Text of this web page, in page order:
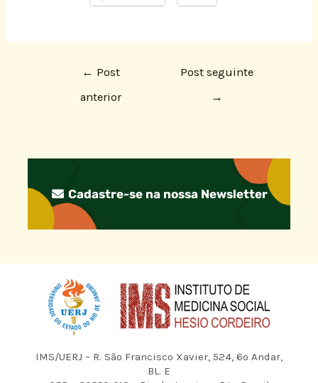
← Post
anterior
Post seguinte
→
Cadastre-se na nossa Newsletter
IMS/UERJ – R. São Francisco Xavier, 524, 6º Andar,
BL. E